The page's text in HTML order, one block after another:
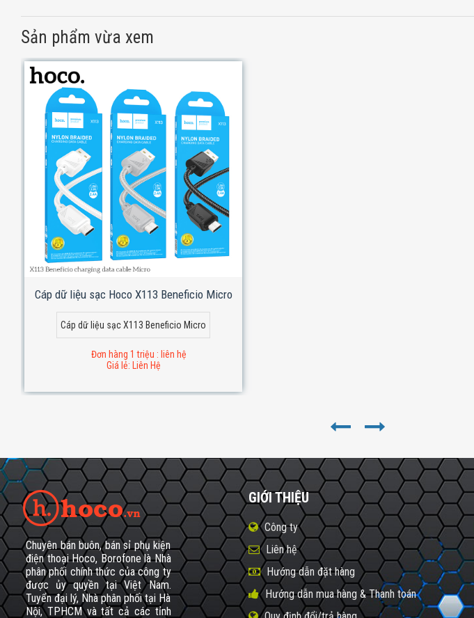
Sản phẩm vừa xem
Cáp dữ liệu sạc Hoco X113 Beneficio Micro
Cáp dữ liệu sạc X113 Beneficio Micro
Đơn hàng 1 triệu : liên hệ
Giá lẻ: Liên Hệ
Chuyên bán buôn, bán sỉ phụ kiện
điện thoại Hoco, Borofone là Nhà
phân phối chính thức của công ty
được ủy quyền tại Việt Nam.
Tuyển đại lý, Nhà phân phối tại Hà
Nội, TPHCM và tất cả các tỉnh
GIỚI THIỆU
Công ty
Liên hệ
Hướng dẫn đặt hàng
Hướng dẫn mua hàng & Thanh toán